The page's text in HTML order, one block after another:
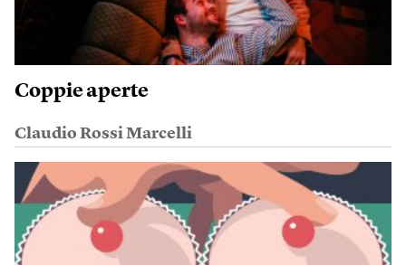
Coppie aperte
Claudio Rossi Marcelli